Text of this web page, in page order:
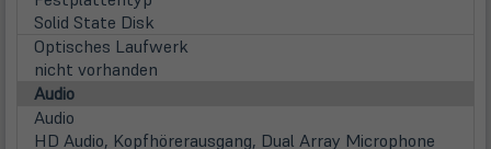
Solid State Disk
Optisches Laufwerk
nicht vorhanden
Audio
Audio
HD Audio, Kopfhörerausgang, Dual Array Microphone